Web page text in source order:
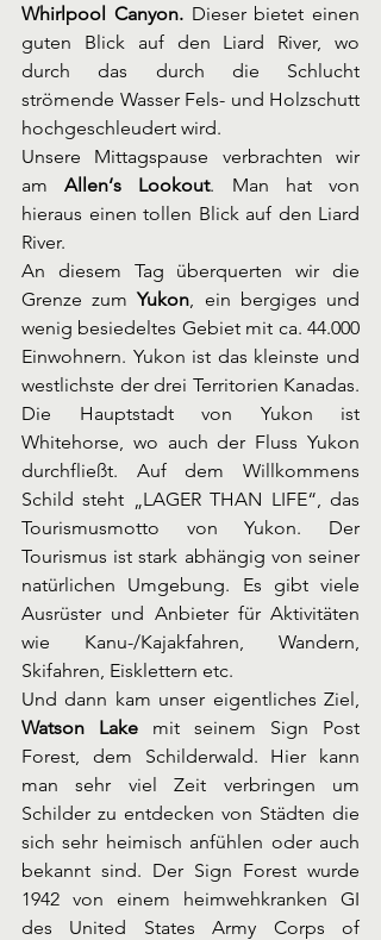
Whirlpool Canyon. Dieser bietet einen
guten Blick auf den Liard River, wo
durch das durch die Schlucht
strömende Wasser Fels- und Holzschutt
hochgeschleudert wird.
Unsere Mittagspause verbrachten wir
am Allen‘s Lookout. Man hat von
hieraus einen tollen Blick auf den Liard
River.
An diesem Tag überquerten wir die
Grenze zum Yukon , ein bergiges und
wenig besiedeltes Gebiet mit ca. 44.000
Einwohnern. Yukon ist das kleinste und
westlichste der drei Territorien Kanadas.
Die Hauptstadt von Yukon ist
Whitehorse, wo auch der Fluss Yukon
durchfließt. Auf dem Willkommens
Schild steht „LAGER THAN LIFE“, das
Tourismusmotto von Yukon. Der
Tourismus ist stark abhängig von seiner
natürlichen Umgebung. Es gibt viele
Ausrüster und Anbieter für Aktivitäten
wie Kanu-/Kajakfahren, Wandern,
Skifahren, Eisklettern etc.
Watson Lake mit seinem Sign Post
Forest, dem Schilderwald. Hier kann
man sehr viel Zeit verbringen um
Schilder zu entdecken von Städten die
sich sehr heimisch anfühlen oder auch
bekannt sind. Der Sign Forest wurde
1942 von einem heimwehkranken GI
des United States Army Corps of